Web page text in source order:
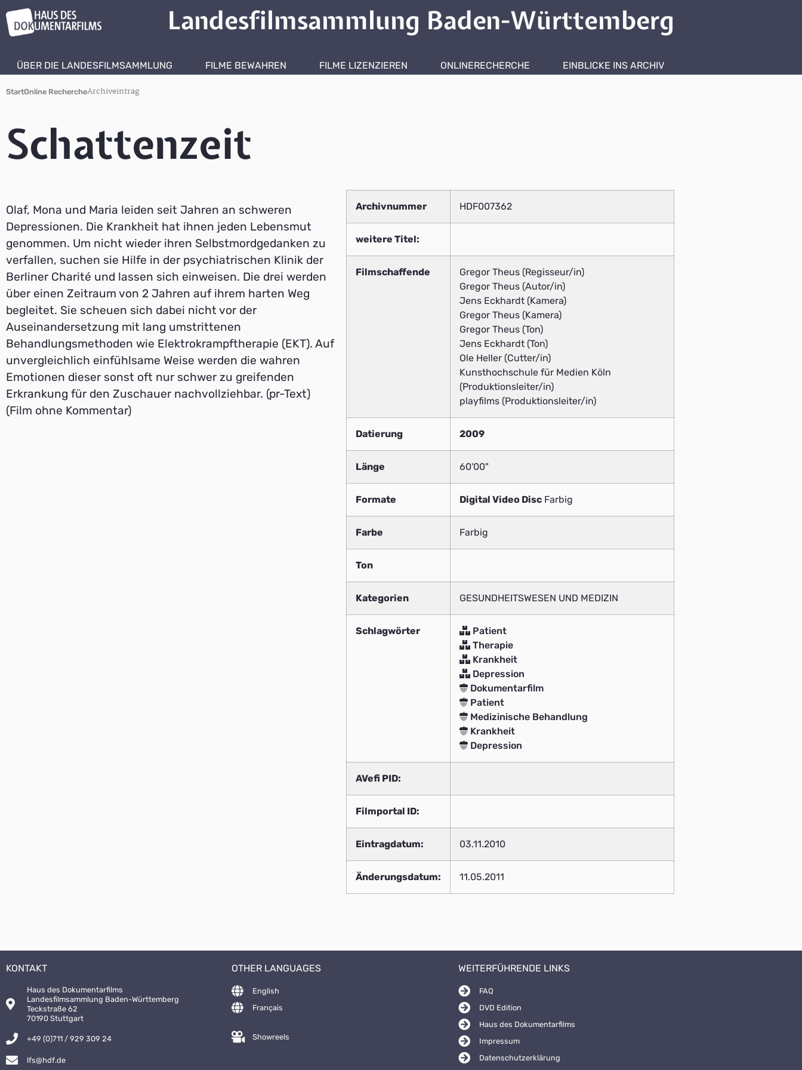
Landesfilmsammlung Baden-Württemberg
ÜBER DIE LANDESFILMSAMMLUNG FILME BEWAHREN FILME LIZENZIEREN ONLINERECHERCHE EINBLICKE INS ARCHIV
StartOnline RechercheArchiveintrag
Schattenzeit
Olaf, Mona und Maria leiden seit Jahren an schweren
Depressionen. Die Krankheit hat ihnen jeden Lebensmut
genommen. Um nicht wieder ihren Selbstmordgedanken zu
verfallen, suchen sie Hilfe in der psychiatrischen Klinik der
Berliner Charité und lassen sich einweisen. Die drei werden
über einen Zeitraum von 2 Jahren auf ihrem harten Weg
begleitet. Sie scheuen sich dabei nicht vor der
Auseinandersetzung mit lang umstrittenen
Behandlungsmethoden wie Elektrokrampftherapie (EKT). Auf
unvergleichlich einfühlsame Weise werden die wahren
Emotionen dieser sonst oft nur schwer zu greifenden
Erkrankung für den Zuschauer nachvollziehbar. (pr-Text)
(Film ohne Kommentar)
Archivnummer HDF007362
weitere Titel:
Filmschaffende
Gregor Theus (Regisseur/in)
Gregor Theus (Autor/in)
Jens Eckhardt (Kamera)
Gregor Theus (Kamera)
Gregor Theus (Ton)
Jens Eckhardt (Ton)
Ole Heller (Cutter/in)
Kunsthochschule für Medien Köln
(Produktionsleiter/in)
playfilms (Produktionsleiter/in)
Datierung 2009
Länge 60'00"
Formate Digital Video Disc Farbig
Farbe Farbig
Ton
Kategorien GESUNDHEITSWESEN UND MEDIZIN
Schlagwörter
Patient
Therapie
Krankheit
Depression
Dokumentarfilm
Patient
Medizinische Behandlung
Krankheit
Depression
AVefi PID:
Filmportal ID:
Eintragdatum: 03.11.2010
Änderungsdatum: 11.05.2011
KONTAKT
Haus des Dokumentarfilms
Landesfilmsammlung Baden-Württemberg
Teckstraße 62
70190 Stuttgart
+49 (0)711 / 929 309 24
lfs@hdf.de
OTHER LANGUAGES
English
Français
Showreels
WEITERFÜHRENDE LINKS
FAQ
DVD Edition
Haus des Dokumentarfilms
Impressum
Datenschutzerklärung